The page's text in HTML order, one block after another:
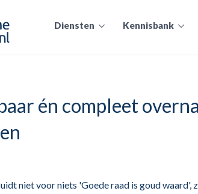
Diensten Kennisbank
én compleet
niet voor niets 'Goede raad is goud